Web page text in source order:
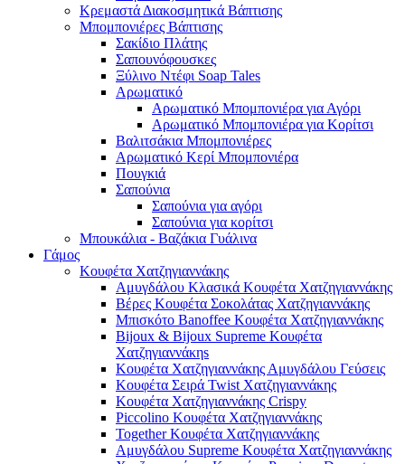
Κρεμαστά Διακοσμητικά Βάπτισης
Μπομπονιέρες Βάπτισης
Σακίδιο Πλάτης
Σαπουνόφουσκες
Ξύλινο Ντέφι Soap Tales
Αρωματικό
Αρωματικό Μπομπονιέρα για Αγόρι
Αρωματικό Μπομπονιέρα για Κορίτσι
Βαλιτσάκια Μπομπονιέρες
Αρωματικό Κερί Μπομπονιέρα
Πουγκιά
Σαπούνια
Σαπούνια για αγόρι
Σαπούνια για κορίτσι
Μπουκάλια - Βαζάκια Γυάλινα
Γάμος
Κουφέτα Χατζηγιαννάκης
Αμυγδάλου Κλασικά Κουφέτα Χατζηγιαννάκης
Βέρες Κουφέτα Σοκολάτας Χατζηγιαννάκης
Μπισκότο Banoffee Κουφέτα Χατζηγιαννάκης
Bijoux & Bijoux Supreme Κουφέτα
Χατζηγιαννάκηs
Κουφέτα Χατζηγιαννάκης Αμυγδάλου Γεύσεις
Κουφέτα Σειρά Twist Χατζηγιαννάκης
Κουφέτα Χατζηγιαννάκης Crispy
Piccolino Κουφέτα Χατζηγιαννάκης
Together Κουφέτα Χατζηγιαννάκης
Αμυγδάλου Supreme Κουφέτα Χατζηγιαννάκης